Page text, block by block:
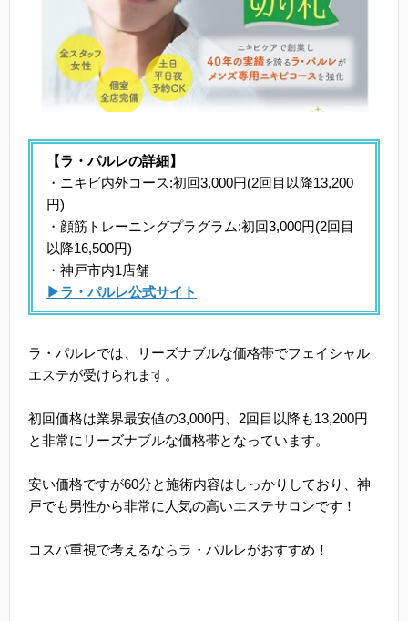
【ラ・パルレの詳細】
・ニキビ内外コース:初回3,000円(2回目以降13,200
円)
・顔筋トレーニングプラグラム:初回3,000円(2回目
以降16,500円)
・神戸市内1店舗
▶ラ・パルレ公式サイト
ラ・パルレでは、リーズナブルな価格帯でフェイシャル
エステが受けられます。
初回価格は業界最安値の3,000円、2回目以降も13,200円
と非常にリーズナブルな価格帯となっています。
安い価格ですが60分と施術内容はしっかりしており、神
戸でも男性から非常に人気の高いエステサロンです！
コスパ重視で考えるならラ・パルレがおすすめ！